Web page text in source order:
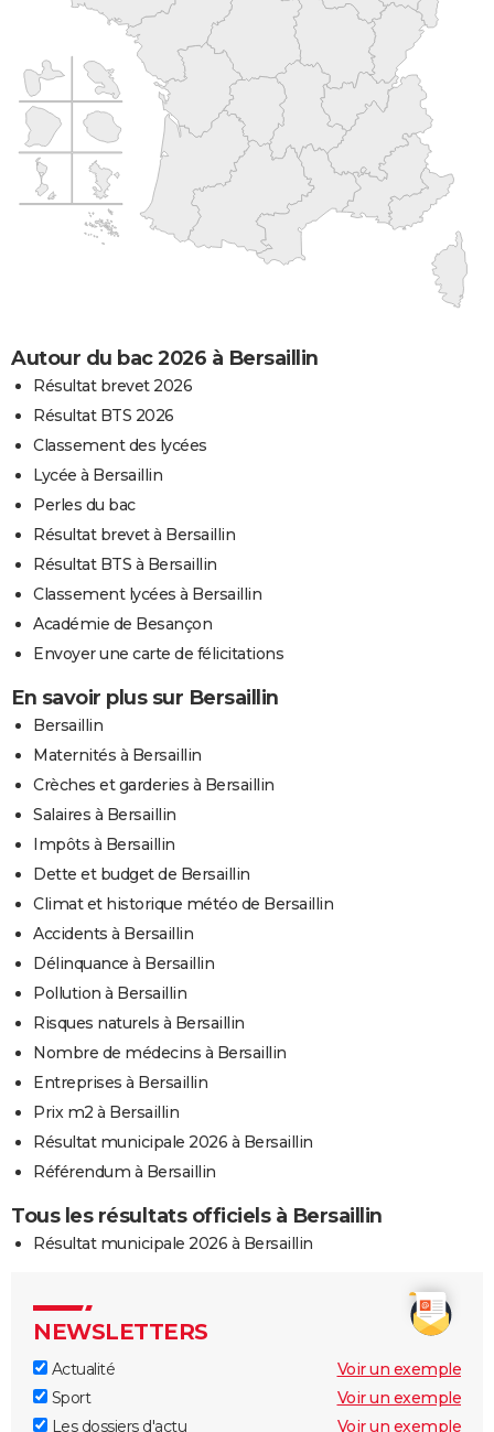
Autour du bac 2026 à Bersaillin
Résultat brevet 2026
Résultat BTS 2026
Classement des lycées
Lycée à Bersaillin
Perles du bac
Résultat brevet à Bersaillin
Résultat BTS à Bersaillin
Classement lycées à Bersaillin
Académie de Besançon
Envoyer une carte de félicitations
En savoir plus sur Bersaillin
Bersaillin
Maternités à Bersaillin
Crèches et garderies à Bersaillin
Salaires à Bersaillin
Impôts à Bersaillin
Dette et budget de Bersaillin
Climat et historique météo de Bersaillin
Accidents à Bersaillin
Délinquance à Bersaillin
Pollution à Bersaillin
Risques naturels à Bersaillin
Nombre de médecins à Bersaillin
Entreprises à Bersaillin
Prix m2 à Bersaillin
Résultat municipale 2026 à Bersaillin
Référendum à Bersaillin
Tous les résultats officiels à Bersaillin
Résultat municipale 2026 à Bersaillin
NEWSLETTERS
Actualité
Voir un exemple
Sport
Voir un exemple
Les dossiers d'actu
Voir un exemple